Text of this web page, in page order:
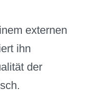
externen
ihn
der